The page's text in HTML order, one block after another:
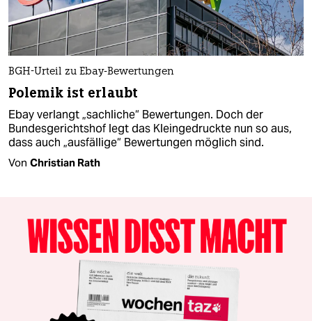
BGH-Urteil zu Ebay-Bewertungen
Polemik ist erlaubt
Ebay verlangt „sachliche“ Bewertungen. Doch der
Bundesgerichtshof legt das Kleingedruckte nun so aus,
dass auch „ausfällige“ Bewertungen möglich sind.
Von Christian Rath